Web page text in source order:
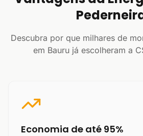
Descubra por que milhares de
em Bauru já escolheram a
Economia de até 95%